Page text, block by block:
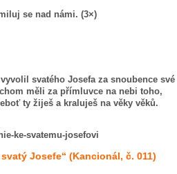
se nad námi. (3×)
svatého Josefa za snoubence své
měli za přímluvce na nebi toho,
ty žiješ a kraluješ na věky věků.
ke-svatemu-josefovi
Josefe“ (Kancionál, č. 011)